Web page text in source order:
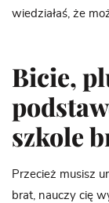
wiedziałaś, że
Bicie,
szkole
Przecież musisz
brat, nauczy cię